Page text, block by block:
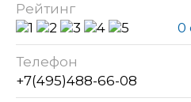
Рейтинг
0
Телефон
+7(495)488-66-08